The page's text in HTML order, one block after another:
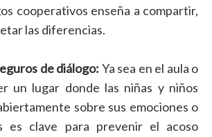
cooperativos enseña a compartir,
las diferencias.
de diálogo: Ya sea en el aula o
un lugar donde las niñas y niños
sobre sus emociones o
es clave para prevenir el acoso